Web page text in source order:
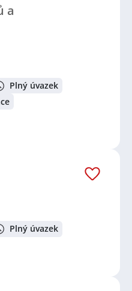
a
Plný úvazek
Plný úvazek